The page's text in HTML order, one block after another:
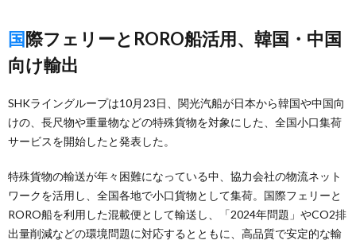
国際フェリーとRORO船活用、韓国・中国
向け輸出
SHKライングループは10月23日、関光汽船が日本から韓国や中国向
けの、長尺物や重量物などの特殊貨物を対象にした、全国小口集荷
サービスを開始したと発表した。
特殊貨物の輸送が年々困難になっている中、協力会社の物流ネット
ワークを活用し、全国各地で小口貨物として集荷。国際フェリーと
RORO船を利用した混載便として輸送し、「2024年問題」やCO2排
出量削減などの環境問題に対応するとともに、高品質で安定的な輸